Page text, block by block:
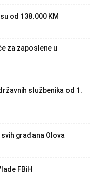
od 138.000 KM
za zaposlene u
službenika od 1.
građana Olova
FBiH